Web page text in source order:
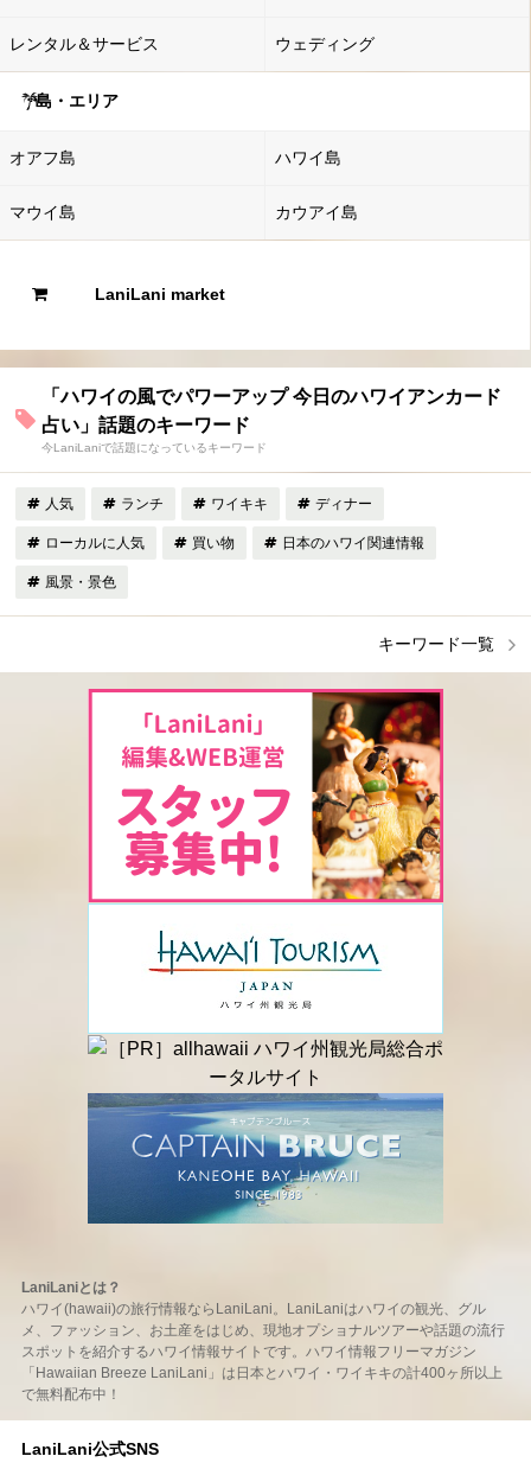
レンタル＆サービス ウェディング
島・エリア
オアフ島 ハワイ島
マウイ島 カウアイ島
LaniLani market
「ハワイの風でパワーアップ 今日のハワイアンカード
占い」話題のキーワード
今LaniLaniで話題になっているキーワード
人気 ランチ ワイキキ ディナー
ローカルに人気 買い物 日本のハワイ関連情報
風景・景色
キーワード一覧
LaniLaniとは？
ハワイ(hawaii)の旅行情報ならLaniLani。LaniLaniはハワイの観光、グル
メ、ファッション、お土産をはじめ、現地オプショナルツアーや話題の流行
スポットを紹介するハワイ情報サイトです。ハワイ情報フリーマガジン
「Hawaiian Breeze LaniLani」は日本とハワイ・ワイキキの計400ヶ所以上
で無料配布中！
LaniLani公式SNS